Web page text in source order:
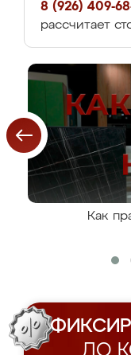
8 (926) 409-
рассчитает
Как
ДО